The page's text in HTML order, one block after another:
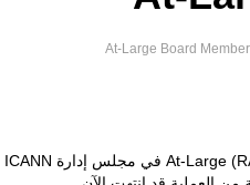
At-Large في مجلس إدارة ICANN